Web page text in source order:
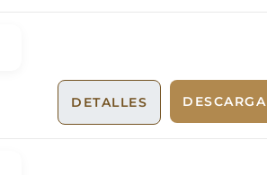
DESCARGA
DETALLES